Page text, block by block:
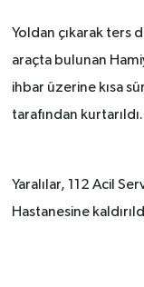
Yoldan çıkarak ters
araçta bulunan
ihbar üzerine kısa
tarafından kurtarıldı.
Yaralılar, 112 Acil
Hastanesine